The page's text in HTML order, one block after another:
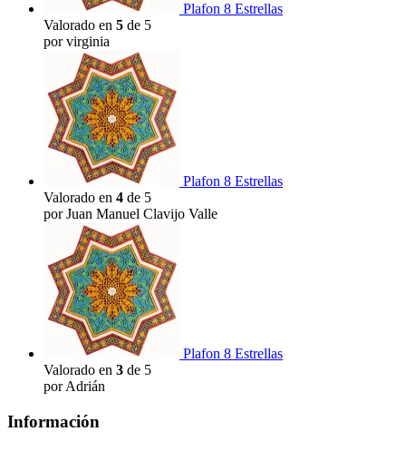
Plafon 8 Estrellas
Valorado en 5 de 5
por virginia
Plafon 8 Estrellas
Valorado en 4 de 5
por Juan Manuel Clavijo Valle
Plafon 8 Estrellas
Valorado en 3 de 5
por Adrián
Información